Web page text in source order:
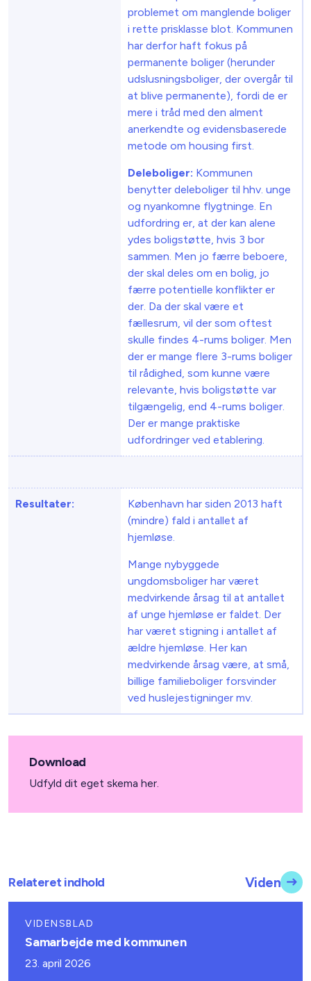
problemet om manglende boliger
i rette prisklasse blot. Kommunen
har derfor haft fokus på
permanente boliger (herunder
udslusningsboliger, der overgår til
at blive permanente), fordi de er
mere i tråd med den alment
anerkendte og evidensbaserede
metode om housing first.
Deleboliger: Kommunen
benytter deleboliger til hhv. unge
og nyankomne flygtninge. En
udfordring er, at der kan alene
ydes boligstøtte, hvis 3 bor
sammen. Men jo færre beboere,
der skal deles om en bolig, jo
færre potentielle konflikter er
der. Da der skal være et
fællesrum, vil der som oftest
skulle findes 4-rums boliger. Men
der er mange flere 3-rums boliger
til rådighed, som kunne være
relevante, hvis boligstøtte var
tilgængelig, end 4-rums boliger.
Der er mange praktiske
udfordringer ved etablering.
Resultater:
København har siden 2013 haft
(mindre) fald i antallet af
hjemløse.
Mange nybyggede
ungdomsboliger har været
medvirkende årsag til at antallet
af unge hjemløse er faldet. Der
har været stigning i antallet af
ældre hjemløse. Her kan
medvirkende årsag være, at små,
billige familieboliger forsvinder
ved huslejestigninger mv.
Download
Udfyld dit eget skema her.
Relateret indhold Viden
VIDENSBLAD
Samarbejde med kommunen
23. april 2026